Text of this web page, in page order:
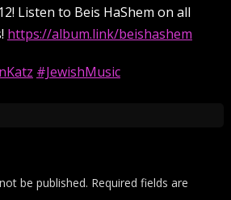
Listen to Beis HaShem on all
https://album.link/beishashem
#JewishMusic
be published. Required fields are